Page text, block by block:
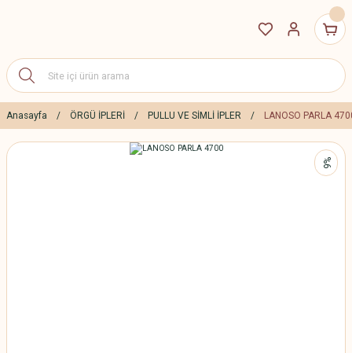
Anasayfa ÖRGÜ İPLERİ PULLU VE SİMLİ İPLER LANOSO PARLA
%6